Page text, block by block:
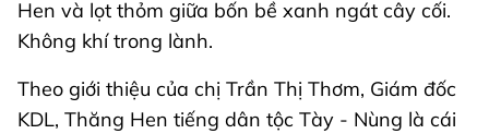
Hen và lọt thỏm giữa bốn bề xanh ngát cây cối.
Không khí trong lành.
Theo giới thiệu của chị Trần Thị Thơm, Giám đốc
KDL, Thăng Hen tiếng dân tộc Tày - Nùng là cái